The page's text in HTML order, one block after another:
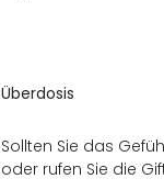
Überdosis
Sollten Sie das
oder rufen Sie die